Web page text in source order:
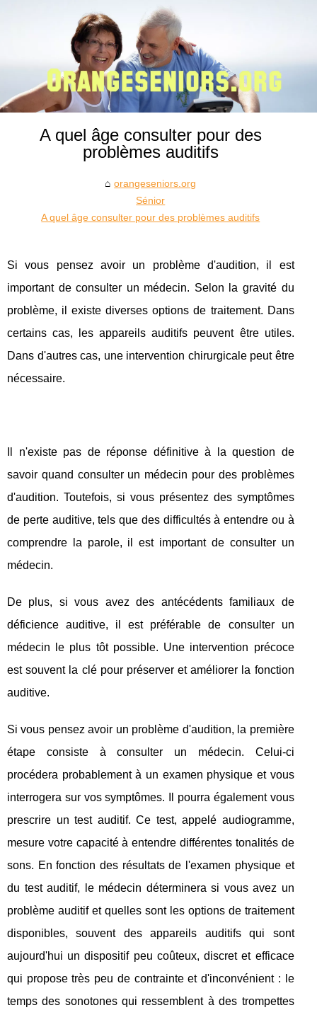
A quel âge consulter pour des
problèmes auditifs
orangeseniors.org
Sénior
A quel âge consulter pour des problèmes auditifs
Si vous pensez avoir un problème d'audition, il est
important de consulter un médecin. Selon la gravité du
problème, il existe diverses options de traitement. Dans
certains cas, les appareils auditifs peuvent être utiles.
Dans d'autres cas, une intervention chirurgicale peut être
nécessaire.
Il n'existe pas de réponse définitive à la question de
savoir quand consulter un médecin pour des problèmes
d'audition. Toutefois, si vous présentez des symptômes
de perte auditive, tels que des difficultés à entendre ou à
comprendre la parole, il est important de consulter un
médecin.
De plus, si vous avez des antécédents familiaux de
déficience auditive, il est préférable de consulter un
médecin le plus tôt possible. Une intervention précoce
est souvent la clé pour préserver et améliorer la fonction
auditive.
Si vous pensez avoir un problème d'audition, la première
étape consiste à consulter un médecin. Celui-ci
procédera probablement à un examen physique et vous
interrogera sur vos symptômes. Il pourra également vous
prescrire un test auditif. Ce test, appelé audiogramme,
mesure votre capacité à entendre différentes tonalités de
sons. En fonction des résultats de l'examen physique et
du test auditif, le médecin déterminera si vous avez un
problème auditif et quelles sont les options de traitement
disponibles, souvent des appareils auditifs qui sont
aujourd'hui un dispositif peu coûteux, discret et efficace
qui propose très peu de contrainte et d'inconvénient : le
temps des sonotones qui ressemblent à des trompettes